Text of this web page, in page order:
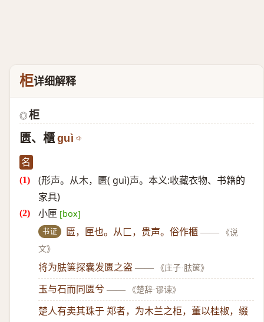
柜详细解释
◎ 柜
匮、櫃 guì
名
(形声。从木，匮( guì)声。本义:收藏衣物、书籍的
家具)
小匣 [box]
书证 匮，匣也。从匚，贵声。俗作櫃 ——
《说
文》
将为胠箧探囊发匮之盗 —— 《庄子·胠箧》
玉与石而同匮兮 —— 《楚辞·谬谏》
楚人有卖其珠于 郑者，为木兰之柜，董以桂椒，缀